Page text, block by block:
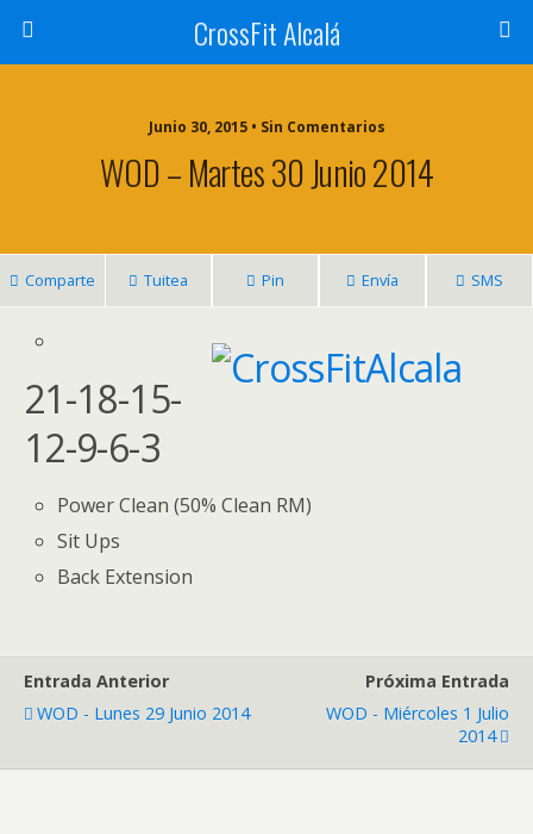
CrossFit Alcalá
Junio 30, 2015 • Sin Comentarios
WOD – Martes 30 Junio 2014
Comparte Tuitea Pin Envía SMS
21-18-15-
12-9-6-3
Power Clean (50% Clean RM)
Sit Ups
Back Extension
Entrada Anterior
WOD - Lunes 29 Junio 2014
Próxima Entrada
WOD - Miércoles 1 Julio
2014